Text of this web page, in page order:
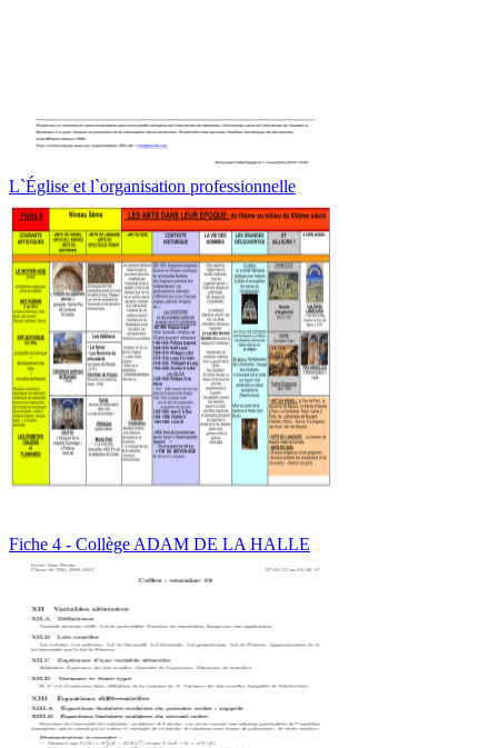
L`Église et l`organisation professionnelle
Fiche 4 - Collège ADAM DE LA HALLE